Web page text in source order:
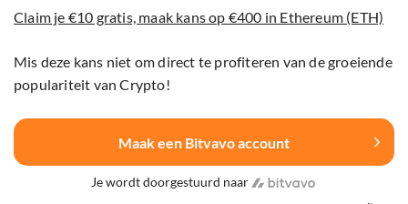
Claim je €10 gratis, maak kans op €400 in Ethereum (ETH)
Mis deze kans niet om direct te profiteren van de groeiende
populariteit van Crypto!
Maak een Bitvavo account
Je wordt doorgestuurd naar